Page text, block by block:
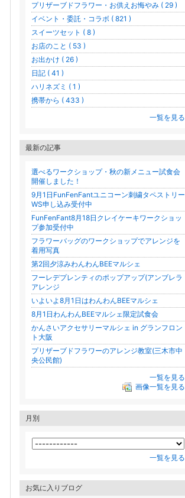
プリザーブドフラワー・お供えお悔やみ ( 29 )
イベント・委託・コラボ ( 821 )
スイーツセット ( 8 )
お店のこと ( 53 )
お出かけ ( 26 )
日記 ( 41 )
ハリネズミ ( 1 )
携帯から ( 433 )
一覧を見る
最新の記事
選べるワークショップ・秋の新メニュー試食会
開催しました！
9月1日FunFenFantユニコーン刺繍タペストリー
WS申し込み受付中
FunFenFant8月18日クレイケーキワークショッ
プ参加受付中
フラワーバッグのワークショップでアレンジを
着用写真
第2回夕涼みわんわんBEEマルシェ
フーレデプレンティのポップアップ(アンブレラ
アレンジ
いよいよ8月1日はわんわんBEEマルシェ
8月1日わんわんBEEマルシェ限定試食会
かんさいアクセサリーマルシェ in グランフロン
ト大阪
プリザーブドフラワーのアレンジ教室(三木市中
央公民館)
一覧を見る
画像一覧を見る
月別
一覧を見る
お気に入りブログ